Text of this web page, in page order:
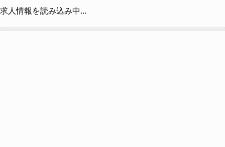
求人情報を読み込み中...